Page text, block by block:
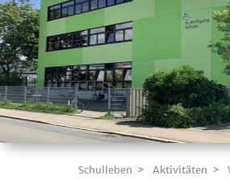
Schulleben Aktivitäten